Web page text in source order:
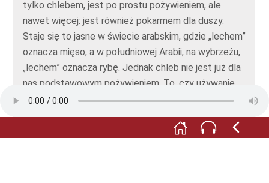
tylko chlebem, jest po prostu pożywieniem, ale
nawet więcej: jest również pokarmem dla duszy.
Staje się to jasne w świecie arabskim, gdzie „lechem”
oznacza mięso, a w południowej Arabii, na wybrzeżu,
„lechem” oznacza rybę. Jednak chleb nie jest już dla
nas podstawowym pożywieniem. To, czy używanie
opłatków podczas nabożeństwa upamiętniającego
Jezusa jest zgodne z Jego wolą, to pytanie, na które
należy udzielić jednoznacznej odpowiedzi. Opłatki nie